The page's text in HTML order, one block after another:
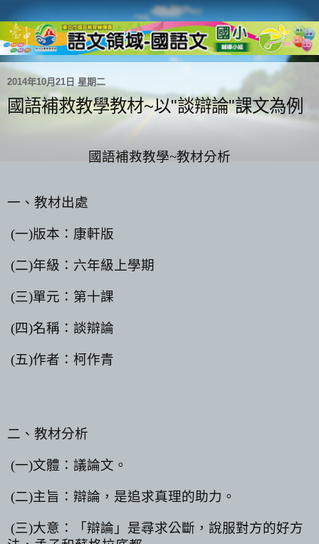
2014年10月21日 星期二
國語補救教學教材~以"談辯論"課文為例
國語補救教學~教材分析
一、教材出處
(一)版本：康軒版
(二)年級：六年級上學期
(三)單元：第十課
(四)名稱：談辯論
(五)作者：柯作青
二、教材分析
(一)文體：議論文。
(二)主旨：辯論，是追求真理的助力。
(三)大意：「辯論」是尋求公斷，說服對方的好方